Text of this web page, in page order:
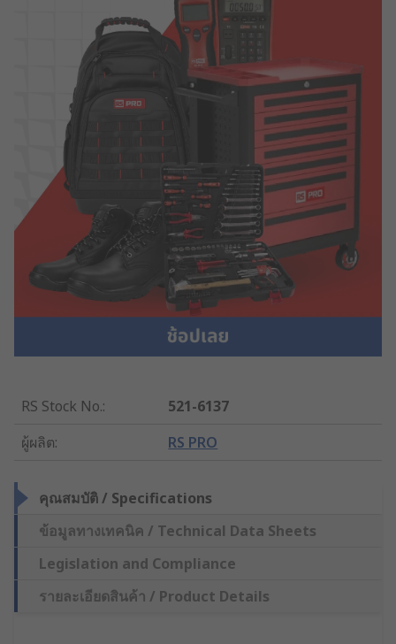
RS Stock No.:
521-6137
ผู้ผลิต: RS PRO
คุณสมบัติ / Specifications
ข้อมูลทางเทคนิค / Technical Data Sheets
Legislation and Compliance
รายละเอียดสินค้า / Product Details